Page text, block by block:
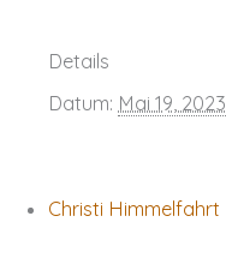
Details
Datum: Mai 19, 2023
Christi Himmelfahrt